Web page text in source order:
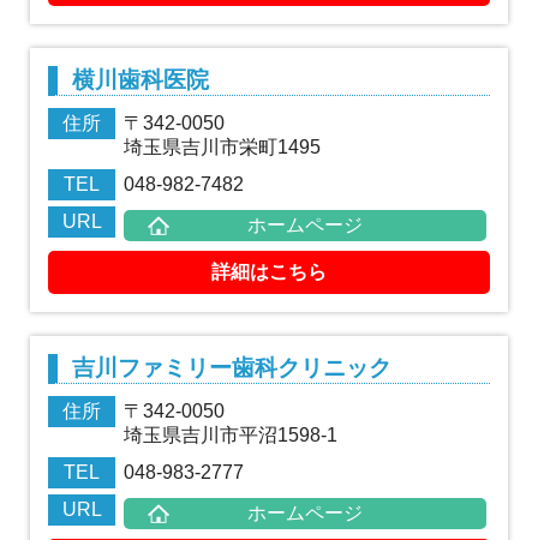
横川歯科医院
住所
〒342-0050
埼玉県吉川市栄町1495
TEL
048-982-7482
URL
ホームページ
詳細はこちら
吉川ファミリー歯科クリニック
住所
〒342-0050
埼玉県吉川市平沼1598-1
TEL
048-983-2777
URL
ホームページ